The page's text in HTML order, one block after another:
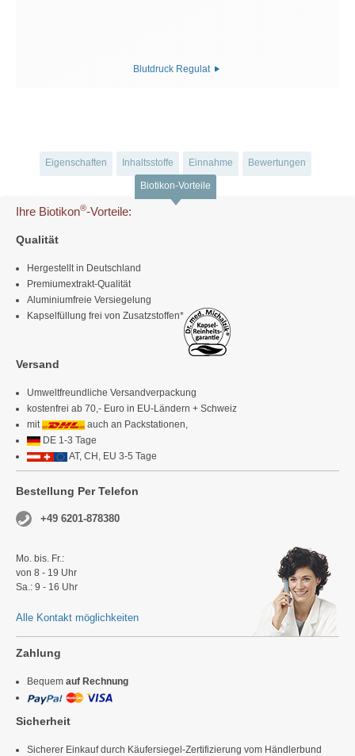
Blutdruck Regulat
Eigenschaften Inhaltsstoffe Einnahme Bewertungen
Biotikon-Vorteile
Ihre Biotikon®-Vorteile:
Qualität
Hergestellt in Deutschland
Premiumextrakt-Qualität
Aluminiumfreie Versiegelung
Kapselfüllung frei von Zusatzstoffen*
Versand
Umweltfreundliche Versandverpackung
kostenfrei ab 70,- Euro in EU-Ländern + Schweiz
mit
auch an Packstationen,
DE 1-3 Tage
AT, CH, EU 3-5 Tage
Bestellung Per Telefon
+49 6201-878380
Mo. bis. Fr.:
von 8 - 19 Uhr
Sa.: 9 - 16 Uhr
Alle Kontakt möglichkeiten
Zahlung
Bequem auf Rechnung
Sicherheit
Sicherer Einkauf durch Käufersiegel-Zertifizierung vom Händlerbund